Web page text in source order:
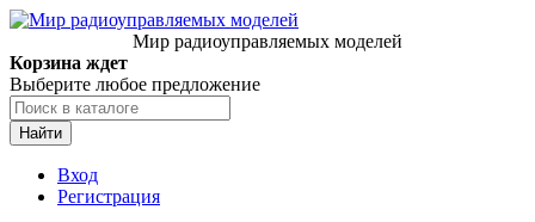
Мир радиоуправляемых моделей
Корзина ждет
Выберите любое предложение
Найти
Вход
Регистрация